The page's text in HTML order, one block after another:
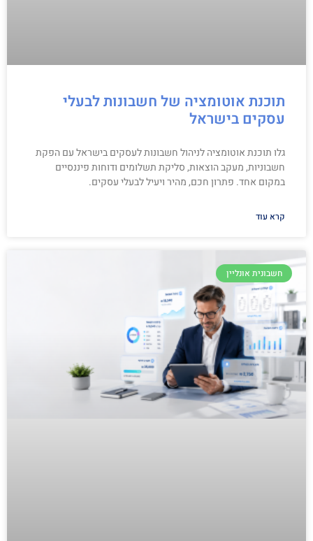
תוכנת אוטומציה של חשבונות לבעלי
עסקים בישראל
גלו תוכנת אוטומציה לניהול חשבונות לעסקים בישראל עם הפקת
חשבוניות, מעקב הוצאות, סליקת תשלומים ודוחות פיננסיים
במקום אחד. פתרון חכם, מהיר ויעיל לבעלי עסקים.
קרא עוד
חשבונית אונליין